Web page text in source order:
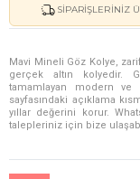
SIPARIŞLERINIZ
Mavi Mineli Göz Kolye,
gerçek altın kolyedir.
tamamlayan modern ve
sayfasındaki açıklama
yıllar değerini korur.
talepleriniz için bize